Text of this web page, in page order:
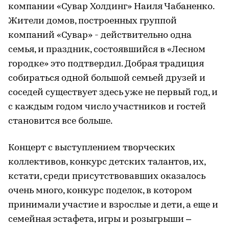
компании «Сувар Холдинг» Наиля Чабаненко.
Жители домов, построенных группой
компаний «Сувар» - действительно одна
семья, и праздник, состоявшийся в «Лесном
городке» это подтвердил. Добрая традиция
собираться одной большой семьей друзей и
соседей существует здесь уже не первый год, и
с каждым годом число участников и гостей
становится все больше.
Концерт с выступлением творческих
коллективов, конкурс детских талантов, их,
кстати, среди присутствовавших оказалось
очень много, конкурс поделок, в котором
принимали участие и взрослые и дети, а еще и
семейная эстафета, игры и розыгрыши –